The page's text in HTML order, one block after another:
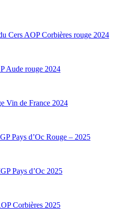
Cers AOP Corbières rouge 2024
Aude rouge 2024
Vin de France 2024
Pays d’Oc Rouge – 2025
Pays d’Oc 2025
Corbières 2025